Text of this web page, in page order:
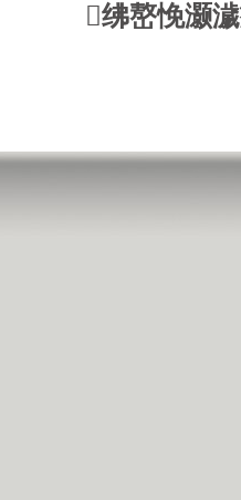
绋嶅悗灏